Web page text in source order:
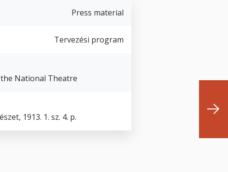
Press material
Tervezési program
National Theatre
1913. 1. sz. 4. p.